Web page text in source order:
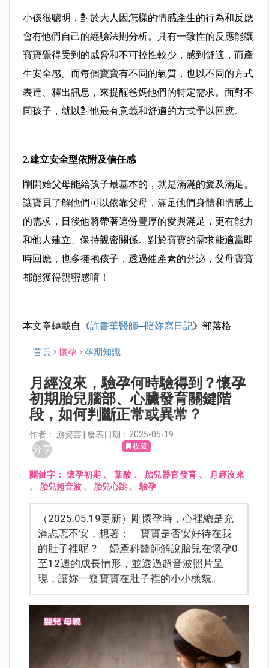
小孩很聰明，對於大人因怎樣的情感產生的行為和反應
會有他們自己的經驗法則分析。具有一致性的反應能讓
寶寶覺得受到的威脅和不可控性較少，感到舒適，而產
生安全感。而每個寶寶有不同的氣質，也以不同的方式
表達、釋出訊息，來提醒爸媽他們的特定需求。面對不
同孩子，就以對他最有意義和舒適的方式予以回應。
2.建立安全型依附及信任感
剛開始父母能給孩子最基本的，就是滿滿的愛及滿足。
讓寶貝了解他們可以依靠父母，滿足他們身體和情感上
的需求，日後他將帶著這份豐厚的愛與滿足，更有能力
和他人建立、保持親密關係。對於寶寶的需求能適當即
時回應，也多擁抱孩子，透過催產素的分泌，父母寶寶
都能獲得親密感唷！
本文章轉載自《許書華醫師─陪妳寫日記》部落格
首頁 懷孕 孕期知識
月經沒來，驗孕何時驗得到？懷孕
初期胎兒腦部、心臟發育關鍵階
段，如何判斷正常或異常？
作者： 游資芸 | 發表日期：2025-05-19
分享 收藏
關鍵字：懷孕初期 、葉酸 、 胎兒器官發育 、
月經沒來
、 胎兒超音波 、 胎兒心跳、驗孕
（2025.05.19更新）剛懷孕時，心裡總是充
滿忐忑不安，想著：「寶寶是否安好待在我
的肚子裡呢？」婦產科醫師解說胎兒在懷孕0
至12週的成長情形，並透過超音波照片呈
現，讓妳一窺寶寶在肚子裡的小小樣貌。